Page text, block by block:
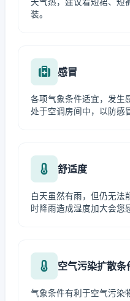
装。
感冒
各项气象条件适宜，发生
处于空调房间中，以防感
舒适度
白天虽然有雨，但仍无法
时降雨造成湿度加大会您
空气污染扩散条
气象条件有利于空气污染